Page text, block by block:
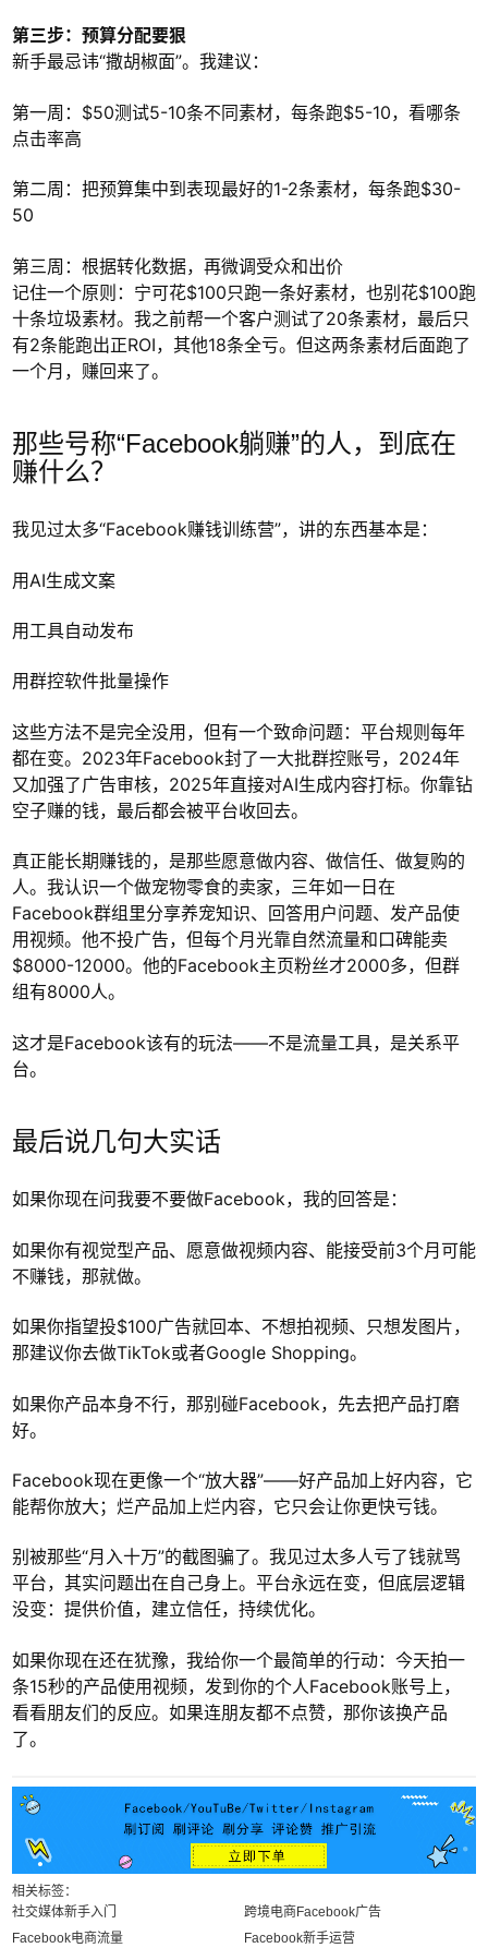
第三步：预算分配要狠
新手最忌讳“撒胡椒面”。我建议：
第一周：$50测试5-10条不同素材，每条跑$5-10，看哪条
点击率高
第二周：把预算集中到表现最好的1-2条素材，每条跑$30-
50
第三周：根据转化数据，再微调受众和出价
记住一个原则：宁可花$100只跑一条好素材，也别花$100跑
十条垃圾素材。我之前帮一个客户测试了20条素材，最后只
有2条能跑出正ROI，其他18条全亏。但这两条素材后面跑了
一个月，赚回来了。
那些号称“Facebook躺赚”的人，到底在
赚什么？
我见过太多“Facebook赚钱训练营”，讲的东西基本是：
用AI生成文案
用工具自动发布
用群控软件批量操作
这些方法不是完全没用，但有一个致命问题：平台规则每年
都在变。2023年Facebook封了一大批群控账号，2024年
又加强了广告审核，2025年直接对AI生成内容打标。你靠钻
空子赚的钱，最后都会被平台收回去。
真正能长期赚钱的，是那些愿意做内容、做信任、做复购的
人。我认识一个做宠物零食的卖家，三年如一日在
Facebook群组里分享养宠知识、回答用户问题、发产品使
用视频。他不投广告，但每个月光靠自然流量和口碑能卖
$8000-12000。他的Facebook主页粉丝才2000多，但群
组有8000人。
这才是Facebook该有的玩法——不是流量工具，是关系平
台。
最后说几句大实话
如果你现在问我要不要做Facebook，我的回答是：
如果你有视觉型产品、愿意做视频内容、能接受前3个月可能
不赚钱，那就做。
如果你指望投$100广告就回本、不想拍视频、只想发图片，
那建议你去做TikTok或者Google Shopping。
如果你产品本身不行，那别碰Facebook，先去把产品打磨
好。
Facebook现在更像一个“放大器”——好产品加上好内容，它
能帮你放大；烂产品加上烂内容，它只会让你更快亏钱。
别被那些“月入十万”的截图骗了。我见过太多人亏了钱就骂
平台，其实问题出在自己身上。平台永远在变，但底层逻辑
没变：提供价值，建立信任，持续优化。
如果你现在还在犹豫，我给你一个最简单的行动：今天拍一
条15秒的产品使用视频，发到你的个人Facebook账号上，
看看朋友们的反应。如果连朋友都不点赞，那你该换产品
了。
相关标签：
社交媒体新手入门
跨境电商Facebook广告
Facebook电商流量
Facebook新手运营